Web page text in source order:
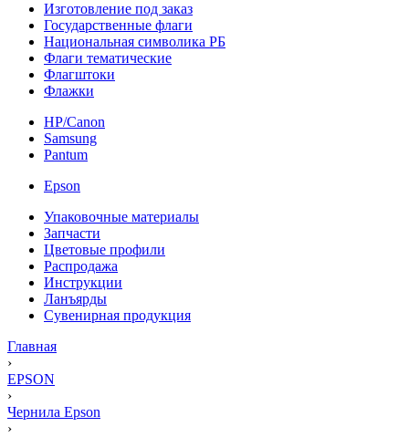
Изготовление под заказ
Государственные флаги
Национальная символика РБ
Флаги тематические
Флагштоки
Флажки
HP/Canon
Samsung
Pantum
Epson
Упаковочные материалы
Запчасти
Цветовые профили
Распродажа
Инструкции
Ланъярды
Сувенирная продукция
Главная
›
EPSON
›
Чернила Epson
›